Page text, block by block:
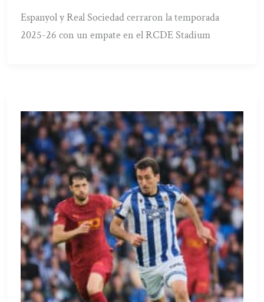
Espanyol y Real Sociedad cerraron la temporada
2025-26 con un empate en el RCDE Stadium